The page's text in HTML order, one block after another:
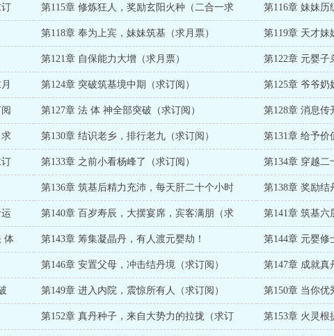
第115章 修炼狂人，奖励玄阳火种（二合一求 第116章 妹妹历
第118章 奉为上宾，妹妹筑基（求月票） 第119章 天才妹
第121章 自保能力大增（求月票） 第122章 元婴子
第124章 突破筑基境中期（求订阅） 第125章 爷爷奶
第127章 法 体 神全部突破（求订阅） 第128章 消息传
第130章 结识老乡，排行老九（求订阅） 第131章 给予价
第133章 之前小看杨峰了（求订阅） 第134章 穿越二
第136章 筑基后精力充沛，每天肝二十个小时 第138章 奖励结
第140章 百岁寿辰，大摆宴席，宾客满朋（求 第141章 筑基六
体 第143章 筹集凝晶丹，有人渡元婴劫！ 第144章 元婴修
第146章 安置父母，冲击结丹境（求订阅） 第147章 成就真
第149章 进入内院，震惊所有人（求订阅） 第150章 当你优
第152章 真丹种子，来自大势力的拉拢（求订 第153章 火灵根